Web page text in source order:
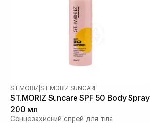
ST.MORIZ ST.MORIZ SUNCARE
ST.MORIZ Suncare SPF 50 Body Spray
200 мл
Сонцезахисний спрей для тіла